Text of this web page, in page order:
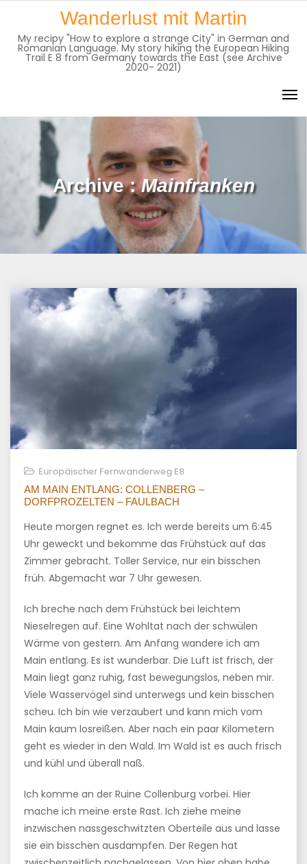
content
Wanderlust mit Martin
My recipy "How to explore a strange City" in German and
Romanian Language. My story hiking the European Hiking
Trail E 8 from Germany towards the East (see Archive
2020- 2021)
Archive :Mainfranken
Europäischer Fernwanderweg E8
AM MAIN ENTLANG: COLLENBERG –
DORFPROZELTEN – FAULBACH
Heute morgen regnet es. Ich werde bereits um 6:45
Uhr geweckt und bekomme das Frühstück auf das
Zimmer gebracht. Toller Service, nur ein bisschen
früh. Abgemacht war 7 Uhr gewesen.
Ich breche nach dem Frühstück bei leichtem
Nieselregen auf. Eine Wohltat nach der schwülen
Wärme von gestern. Am Anfang wandere ich am
Main entlang. Es ist wunderbar. Die Luft ist frisch, der
Main liegt ganz ruhig, fast bewegungslos, neben mir.
Viele Wasservögel sind unterwegs und kein bisschen
scheu. Ich bin wie verzaubert und kann mich vom
Main kaum losreißen. Aber nach ein paar Kilometern
geht es wieder in den Wald. Im Wald ist es auch frisch
und kühl und überall naß.
Ich komme an der Ruine Collenburg vorbei. Hier
mache ich meine erste Rast. Ich ziehe meine
inzwischen nassgeschwitzten Oberteile aus und lasse
sie ein bisschen ausdampfen. Der Regen hat